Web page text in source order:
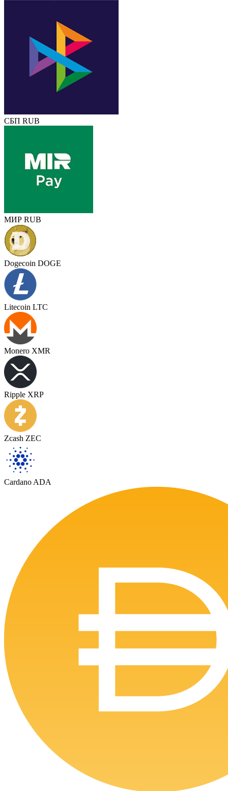
СБП RUB
МИР RUB
Dogecoin DOGE
Litecoin LTC
Monero XMR
Ripple XRP
Zcash ZEC
Cardano ADA